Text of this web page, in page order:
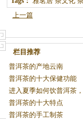
上一篇
栏目推荐
普洱茶的产地云南
普洱茶的十大保健功能
进入夏季如何饮普洱茶
普洱茶的十大特点
普洱茶的手工制茶